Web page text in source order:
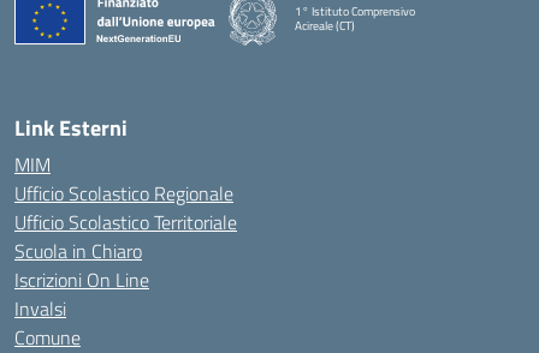
1° Istituto Comprensivo
Acireale (CT)
Link Esterni
MIM
Ufficio Scolastico Regionale
Ufficio Scolastico Territoriale
Scuola in Chiaro
Iscrizioni On Line
Invalsi
Comune